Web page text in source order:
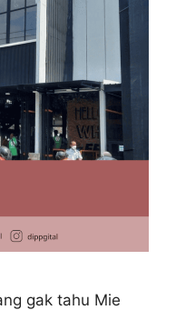
gak tahu Mie